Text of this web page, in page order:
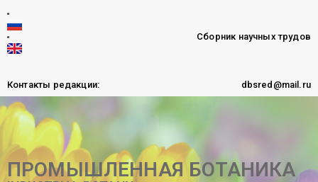
Сборник научных трудов
Контакты редакции: dbsred@mail.ru
ПРОМЫШЛЕННАЯ БОТАНИКА